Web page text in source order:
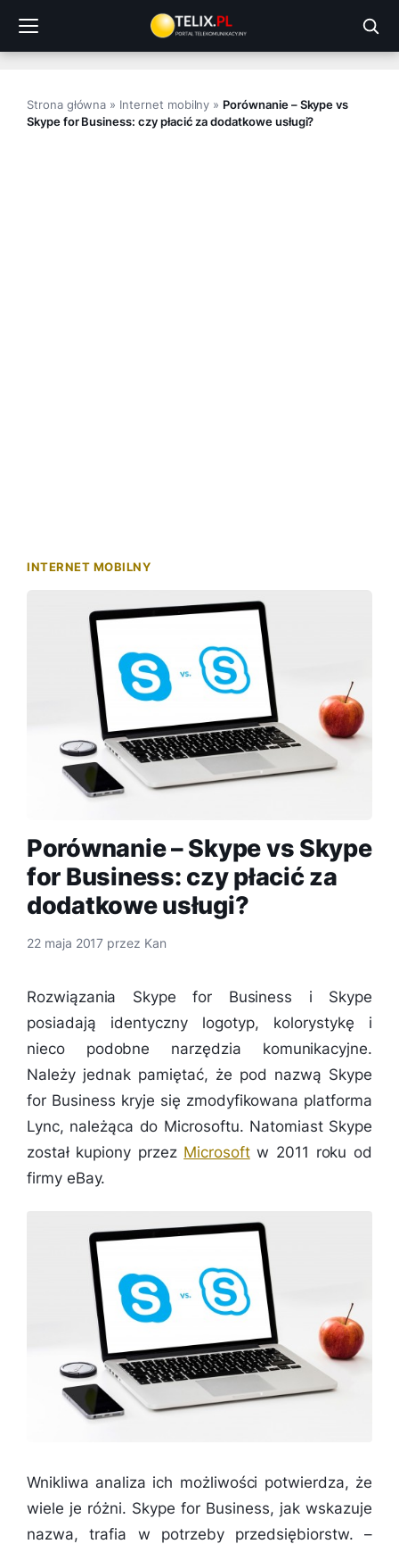
treści
Strona główna » Internet mobilny » Porównanie – Skype vs
Skype for Business: czy płacić za dodatkowe usługi?
INTERNET MOBILNY
Porównanie – Skype vs Skype
for Business: czy płacić za
dodatkowe usługi?
22 maja 2017 przez Kan
Rozwiązania Skype for Business i Skype
posiadają identyczny logotyp, kolorystykę i
nieco podobne narzędzia komunikacyjne.
Należy jednak pamiętać, że pod nazwą Skype
for Business kryje się zmodyfikowana platforma
Lync, należąca do Microsoftu. Natomiast Skype
został kupiony przez Microsoftw 2011 roku od
firmy eBay.
Wnikliwa analiza ich możliwości potwierdza, że
wiele je różni. Skype for Business, jak wskazuje
nazwa, trafia w potrzeby przedsiębiorstw. –